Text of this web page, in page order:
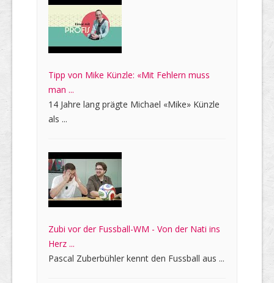
Tipp von Mike Künzle: «Mit Fehlern muss
man ...
14 Jahre lang prägte Michael «Mike» Künzle
als ...
Zubi vor der Fussball-WM - Von der Nati ins
Herz ...
Pascal Zuberbühler kennt den Fussball aus ...